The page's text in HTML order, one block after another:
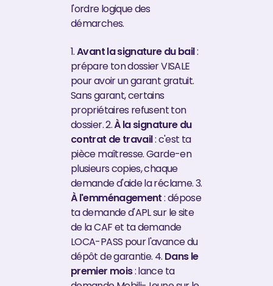
l'ordre logique des
démarches.
1.Avant la signature du bail:
prépare ton dossier VISALE
pour avoir un garant gratuit.
Sans garant, certains
propriétaires refusent ton
dossier. 2.À la signature du
contrat de travail: c'est ta
pièce maîtresse. Garde-en
plusieurs copies, chaque
demande d'aide la réclame. 3.
À l'emménagement: dépose
ta demande d'APL sur le site
de la CAF et ta demande
LOCA-PASS pour l'avance du
dépôt de garantie. 4. Dans le
premier mois: lance ta